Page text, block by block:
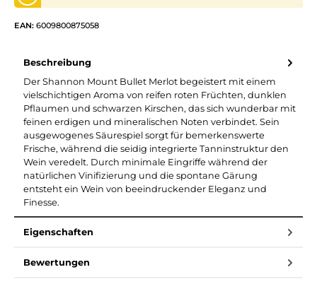
EAN: 6009800875058
Beschreibung
Der Shannon Mount Bullet Merlot begeistert mit einem
vielschichtigen Aroma von reifen roten Früchten, dunklen
Pflaumen und schwarzen Kirschen, das sich wunderbar mit
feinen erdigen und mineralischen Noten verbindet. Sein
ausgewogenes Säurespiel sorgt für bemerkenswerte
Frische, während die seidig integrierte Tanninstruktur den
Wein veredelt. Durch minimale Eingriffe während der
natürlichen Vinifizierung und die spontane Gärung
entsteht ein Wein von beeindruckender Eleganz und
Finesse.
Eigenschaften
Bewertungen